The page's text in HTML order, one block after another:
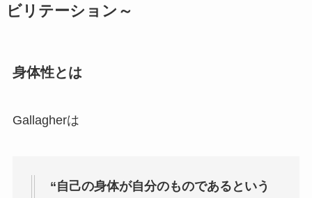
ビリテーション～
身体性とは
Gallagherは
“自己の身体が自分のものであるという